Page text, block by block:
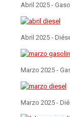
Abril 2025 -
Abril 2025 -
Marzo 2025 -
Marzo 2025 -